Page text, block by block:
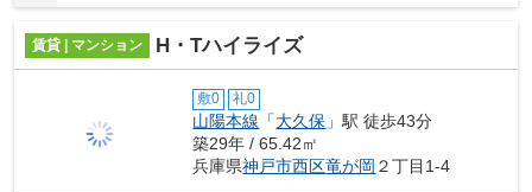
賃貸 | マンション H・Tハイライズ
敷0 礼0
山陽本線 「大久保 」駅 徒歩43分
築29年 / 65.42㎡
兵庫県神戸市西区竜が岡 ２丁目1-4